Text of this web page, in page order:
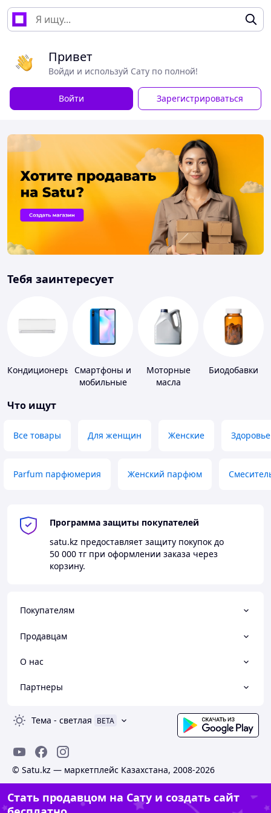
Привет
Войди и используй Сату по полной!
Войти Зарегистрироваться
Тебя заинтересует
Кондиционеры Смартфоны и
мобильные
Моторные
масла
Биодобавки
Что ищут
Все товары Для женщин Женские Здоровье
Parfum парфюмерия Женский парфюм
Программа защиты покупателей
satu.kz предоставляет защиту покупок до
50 000 тг при оформлении заказа через
корзину.
Покупателям
Продавцам
О нас
Партнеры
Тема - светлая BETA
© Satu.kz — маркетплейс Казахстана, 2008-2026
Стать продавцом на Сату и создать сайт